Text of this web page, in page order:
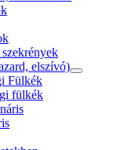
elszívó)
Fülkék
fülkék